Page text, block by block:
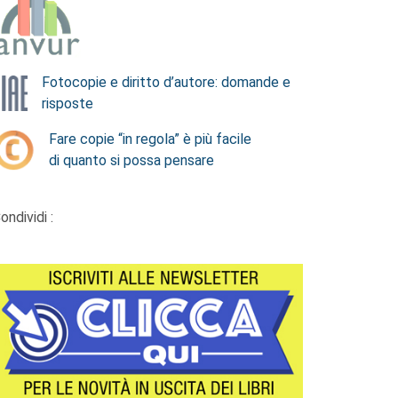
Fotocopie e diritto d’autore: domande e
risposte
Fare copie “in regola” è più facile
di quanto si possa pensare
: